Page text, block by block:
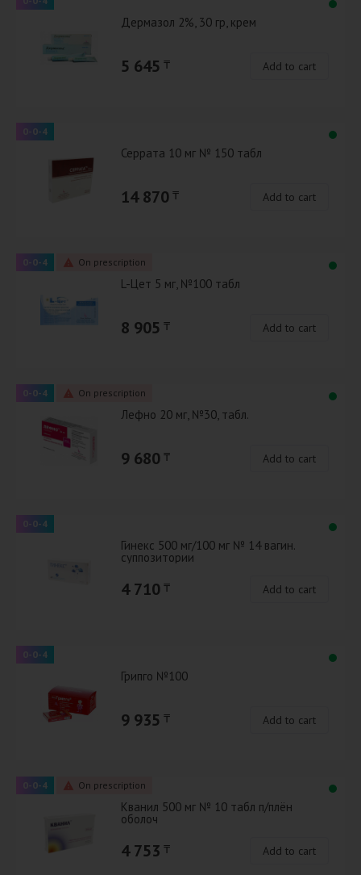
Дермазол 2%, 30 гр, крем
5 645 ₸ Add to cart
0-0-4
Серрата 10 мг № 150 табл
14 870 ₸ Add to cart
0-0-4 On prescription
L-Цет 5 мг, №100 табл
8 905 ₸ Add to cart
0-0-4 On prescription
Лефно 20 мг, №30, табл.
9 680 ₸ Add to cart
0-0-4
Гинекс 500 мг/100 мг № 14 вагин.
суппозитории
4 710 ₸ Add to cart
0-0-4
Грипго №100
9 935 ₸ Add to cart
0-0-4 On prescription
Кванил 500 мг № 10 табл п/плён
оболоч
4 753 ₸ Add to cart